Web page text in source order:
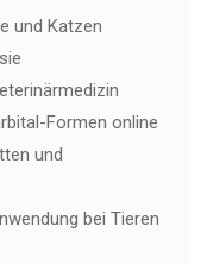
und Katzen
Formen online
und
bei Tieren